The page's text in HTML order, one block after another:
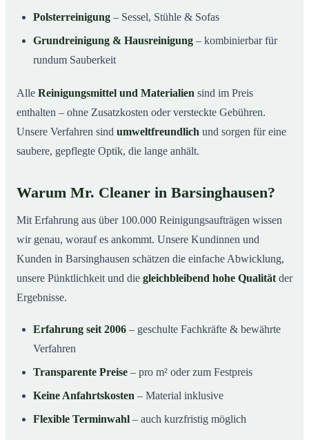
Polsterreinigung – Sessel, Stühle & Sofas
Grundreinigung & Hausreinigung – kombinierbar für
rundum Sauberkeit
Alle Reinigungsmittel und Materialien sind im Preis
enthalten – ohne Zusatzkosten oder versteckte Gebühren.
Unsere Verfahren sind umweltfreundlich und sorgen für eine
saubere, gepflegte Optik, die lange anhält.
Warum Mr. Cleaner in Barsinghausen?
Mit Erfahrung aus über 100.000 Reinigungsaufträgen wissen
wir genau, worauf es ankommt. Unsere Kundinnen und
Kunden in Barsinghausen schätzen die einfache Abwicklung,
unsere Pünktlichkeit und die gleichbleibend hohe Qualität der
Ergebnisse.
Erfahrung seit 2006 – geschulte Fachkräfte & bewährte
Verfahren
Transparente Preise – pro m² oder zum Festpreis
Keine Anfahrtskosten – Material inklusive
Flexible Terminwahl – auch kurzfristig möglich